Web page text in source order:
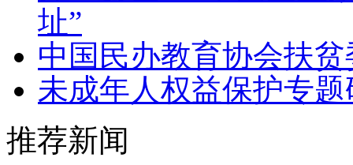
址”
中国民办教育协会扶
未成年人权益保护专
推荐新闻